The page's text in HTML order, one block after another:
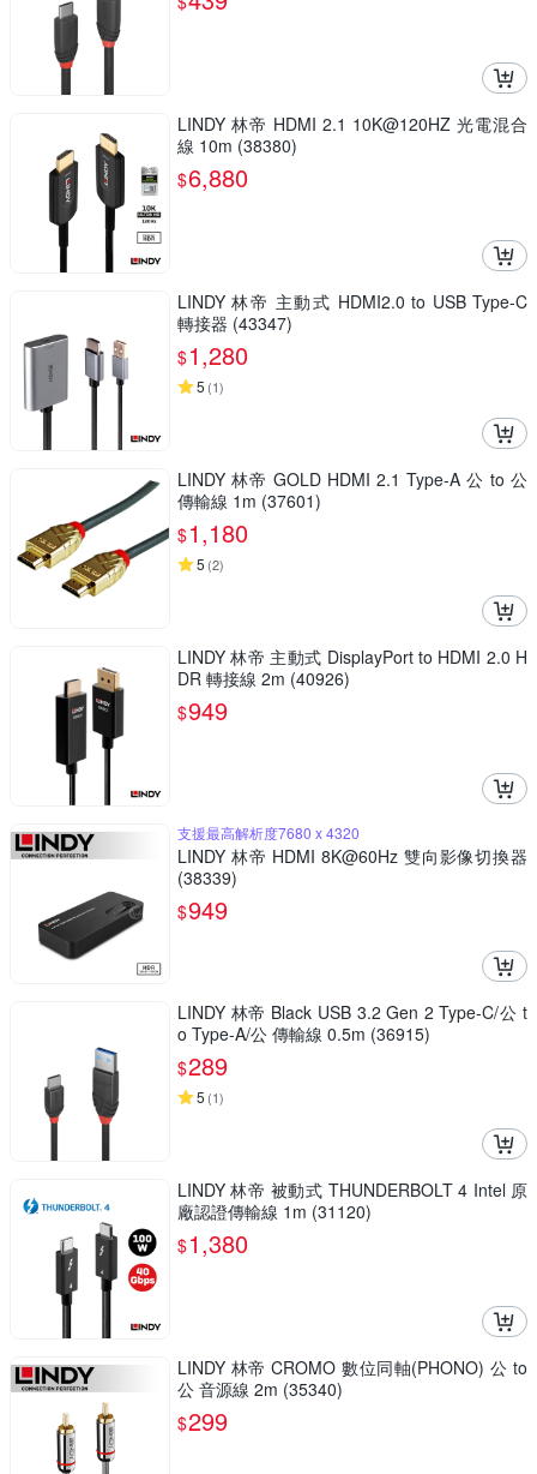
LINDY 林帝 HDMI 2.1 10K@120HZ 光電混合
線 10m (38380)
$6,880
LINDY 林帝 主動式 HDMI2.0 to USB Type-C
轉接器 (43347)
$1,280
5 (1)
LINDY 林帝 GOLD HDMI 2.1 Type-A 公 to 公
傳輸線 1m (37601)
$1,180
5 (2)
LINDY 林帝 主動式 DisplayPort to HDMI 2.0 H
DR 轉接線 2m (40926)
$949
支援最高解析度7680 x 4320
LINDY 林帝 HDMI 8K@60Hz 雙向影像切換器
(38339)
$949
LINDY 林帝 Black USB 3.2 Gen 2 Type-C/公 t
o Type-A/公 傳輸線 0.5m (36915)
$289
5 (1)
LINDY 林帝 被動式 THUNDERBOLT 4 Intel 原
廠認證傳輸線 1m (31120)
$1,380
LINDY 林帝 CROMO 數位同軸(PHONO) 公 to
公 音源線 2m (35340)
$299